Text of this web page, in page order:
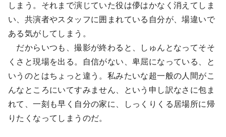
しまう。それまで演じていた役は儚はかなく消えてしま
い、共演者やスタッフに囲まれている自分が、場違いで
ある気がしてしまう。
だからいつも、撮影が終わると、しゅんとなってそそ
くさと現場を出る。自信がない、卑屈になっている、と
いうのとはちょっと違う。私みたいな超一般の人間がこ
んなところにいてすみません、という申し訳なさに包ま
れて、一刻も早く自分の家に、しっくりくる居場所に帰
りたくなってしまうのだ。